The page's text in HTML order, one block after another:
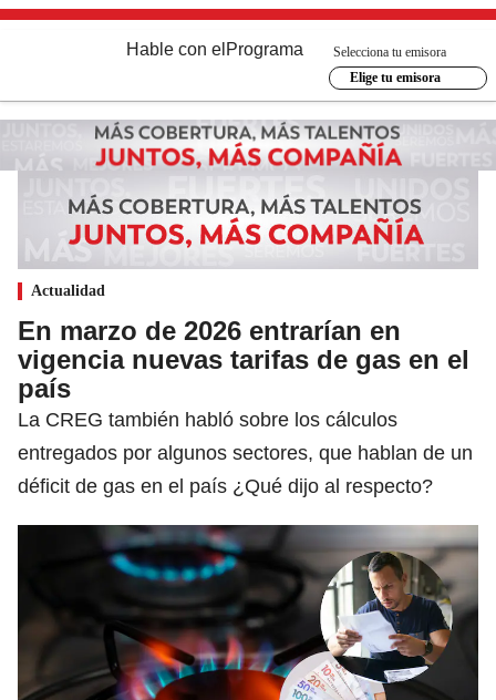
Hable con el Programa
Selecciona tu emisora
Elige tu emisora
Actualidad
En marzo de 2026 entrarían en
vigencia nuevas tarifas de gas en el
país
La CREG también habló sobre los cálculos
entregados por algunos sectores, que hablan de un
déficit de gas en el país ¿Qué dijo al respecto?